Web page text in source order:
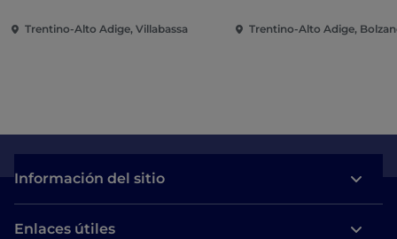
Trentino-Alto Adige, Villabassa Trentino-Alto Adige,
Información del sitio
Enlaces útiles